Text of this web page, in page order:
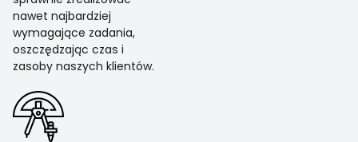
nawet najbardziej
wymagające zadania,
oszczędzając czas i
zasoby naszych klientów.